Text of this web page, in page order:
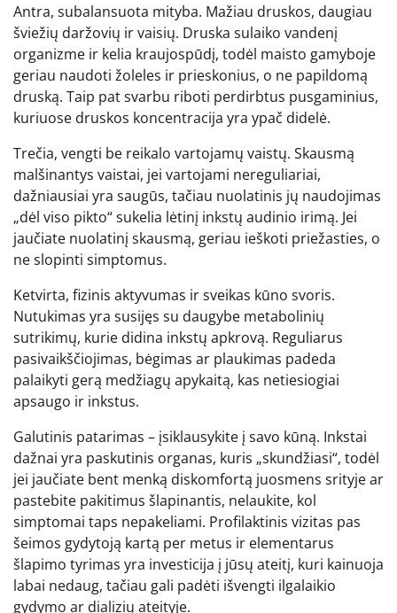
Antra, subalansuota mityba. Mažiau druskos, daugiau
šviežių daržovių ir vaisių. Druska sulaiko vandenį
organizme ir kelia kraujospūdį, todėl maisto gamyboje
geriau naudoti žoleles ir prieskonius, o ne papildomą
druską. Taip pat svarbu riboti perdirbtus pusgaminius,
kuriuose druskos koncentracija yra ypač didelė.
Trečia, vengti be reikalo vartojamų vaistų. Skausmą
malšinantys vaistai, jei vartojami nereguliariai,
dažniausiai yra saugūs, tačiau nuolatinis jų naudojimas
„dėl viso pikto“ sukelia lėtinį inkstų audinio irimą. Jei
jaučiate nuolatinį skausmą, geriau ieškoti priežasties, o
ne slopinti simptomus.
Ketvirta, fizinis aktyvumas ir sveikas kūno svoris.
Nutukimas yra susijęs su daugybe metabolinių
sutrikimų, kurie didina inkstų apkrovą. Reguliarus
pasivaikščiojimas, bėgimas ar plaukimas padeda
palaikyti gerą medžiagų apykaitą, kas netiesiogiai
apsaugo ir inkstus.
Galutinis patarimas – įsiklausykite į savo kūną. Inkstai
dažnai yra paskutinis organas, kuris „skundžiasi“, todėl
jei jaučiate bent menką diskomfortą juosmens srityje ar
pastebite pakitimus šlapinantis, nelaukite, kol
simptomai taps nepakeliami. Profilaktinis vizitas pas
šeimos gydytoją kartą per metus ir elementarus
šlapimo tyrimas yra investicija į jūsų ateitį, kuri kainuoja
labai nedaug, tačiau gali padėti išvengti ilgalaikio
gydymo ar dializių ateityje.